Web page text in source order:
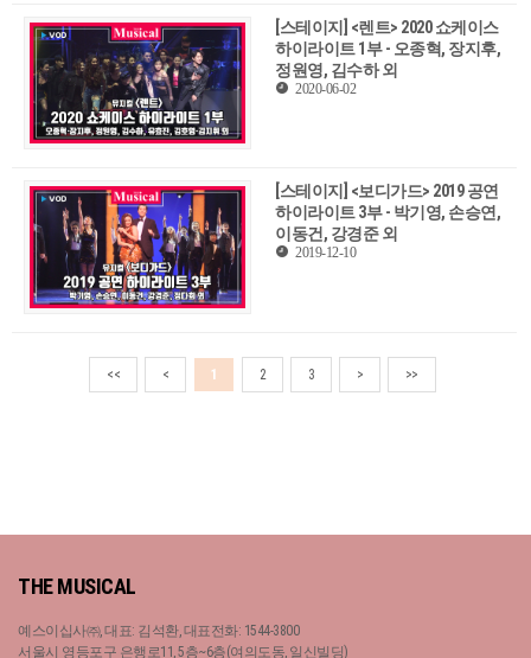
[스테이지] <렌트> 2020 쇼케이스
하이라이트 1부 - 오종혁, 장지후,
정원영, 김수하 외
2020-06-02
[스테이지] <보디가드> 2019 공연
하이라이트 3부 - 박기영, 손승연,
이동건, 강경준 외
2019-12-10
<< < 1 2 3 > >>
THE MUSICAL
예스이십사㈜, 대표: 김석환, 대표전화: 1544-3800
서울시 영등포구 은행로11, 5층~6층(여의도동, 일신빌딩)